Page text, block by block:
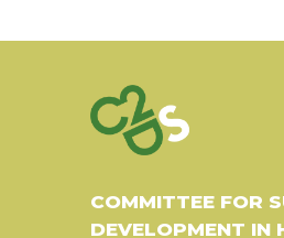
COMMITTEE FOR
DEVELOPMENT IN